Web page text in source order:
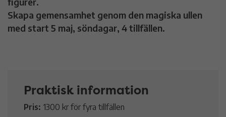
Skapa gemensamhet genom den magiska ullen
med start 5 maj, söndagar, 4 tillfällen.
Praktisk information
Pris: 1300 kr för fyra tillfällen